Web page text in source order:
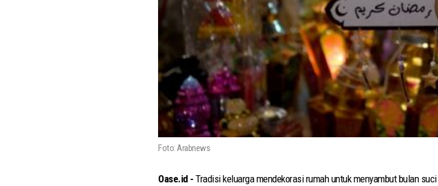
Foto: Arabnews
Oase.id - Tradisi keluarga mendekorasi rumah untuk menyambut bulan